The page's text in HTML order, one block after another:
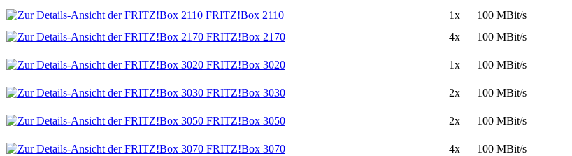
FRITZ!Box 2110
1x 100 MBit/s
FRITZ!Box 2170
4x 100 MBit/s
FRITZ!Box 3020
1x 100 MBit/s
FRITZ!Box 3030
2x 100 MBit/s
FRITZ!Box 3050
2x 100 MBit/s
FRITZ!Box 3070
4x 100 MBit/s